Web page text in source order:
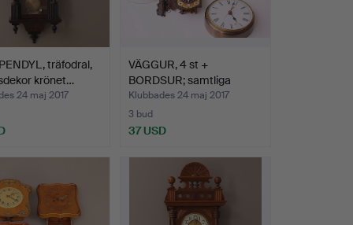
träfodral,
krönet…
24 maj 2017
VÄGGUR, 4 st +
BORDSUR; samtliga
1900-tal.
Klubbades 24 maj 2017
3 bud
37 USD